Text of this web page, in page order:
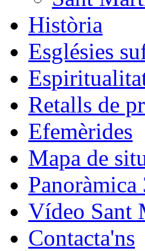
Història
Esglésies
Retalls de
Efemèrides
Mapa de
Panoràmica
Vídeo Sant
Contacta'ns